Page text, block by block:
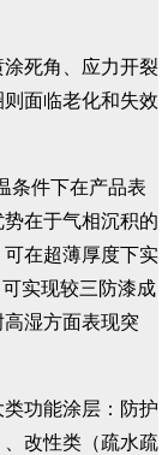
死角、应力开裂
面临老化和失效
条件下在产品表
在于气相沉积的
在超薄厚度下实
实现较三防漆成
湿方面表现突
功能涂层：防护
改性类（疏水疏